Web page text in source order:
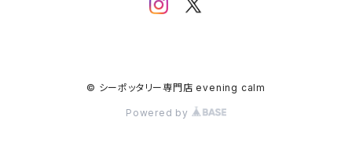
© シーポッタリー専門店 evening calm
Powered by